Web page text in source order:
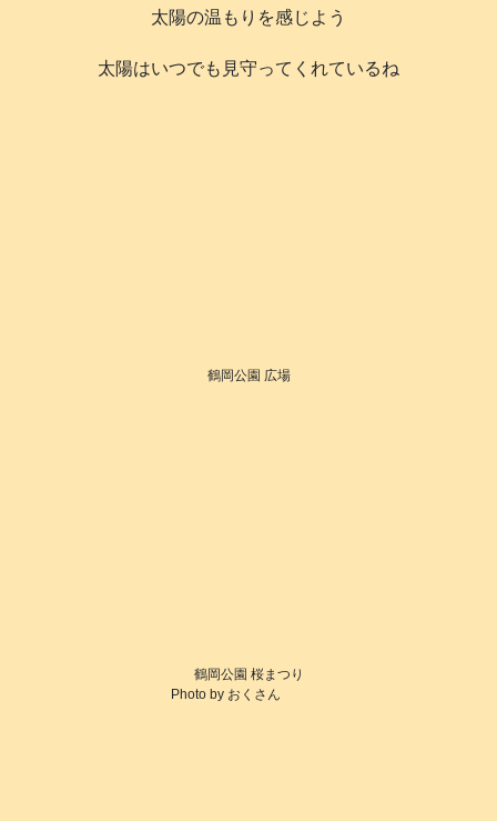
太陽の温もりを感じよう
太陽はいつでも見守ってくれているね
鶴岡公園 広場
鶴岡公園 桜まつり
Photo by おくさん